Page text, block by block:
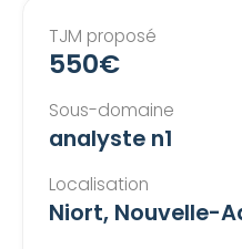
TJM proposé
550€
Sous-domaine
analyste n1
Localisation
Niort, Nouvelle-